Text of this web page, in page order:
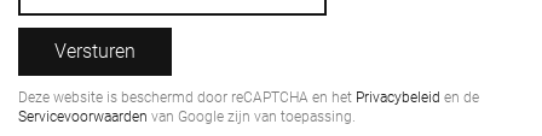
Versturen
Deze website is beschermd door reCAPTCHA en het Privacybeleid en de
Servicevoorwaarden van Google zijn van toepassing.